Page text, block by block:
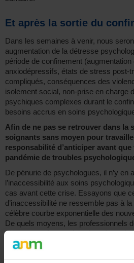
Et après la sortie du
Dans les semaines à venir, nous
augmentation de la détresse
période de confinement (augmentation
anxiodépressifs, états de stress post-
compliqués, conséquences des
isolement social, non-prise en charge
psychiques complexes durant le
besoins accrus en soins
Afin de ne pas se retrouver dans la
soignants sans moyen pour
responsabilité d’anticiper avant
pandémie de troubles
De pénurie de psychologues, il n’y en
l’inaccessibilité aux soins
cas avant cette crise. Essayons que
d’inaccessibilité ne ressemble pas à
célèbre courbe exponentielle des
De quels moyens, les professionnels
disposeront-ils pour faire face à ces
soins psychologiques ? Nous